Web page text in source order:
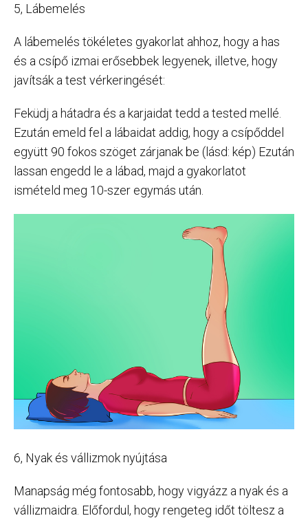
5, Lábemelés
A lábemelés tökéletes gyakorlat ahhoz, hogy a has
és a csípő izmai erősebbek legyenek, illetve, hogy
javítsák a test vérkeringését:
Feküdj a hátadra és a karjaidat tedd a tested mellé.
Ezután emeld fel a lábaidat addig, hogy a csípőddel
együtt 90 fokos szöget zárjanak be (lásd: kép) Ezután
lassan engedd le a lábad, majd a gyakorlatot
ismételd meg 10-szer egymás után.
6, Nyak és vállizmok nyújtása
Manapság még fontosabb, hogy vigyázz a nyak és a
vállizmaidra. Előfordul, hogy rengeteg időt töltesz a